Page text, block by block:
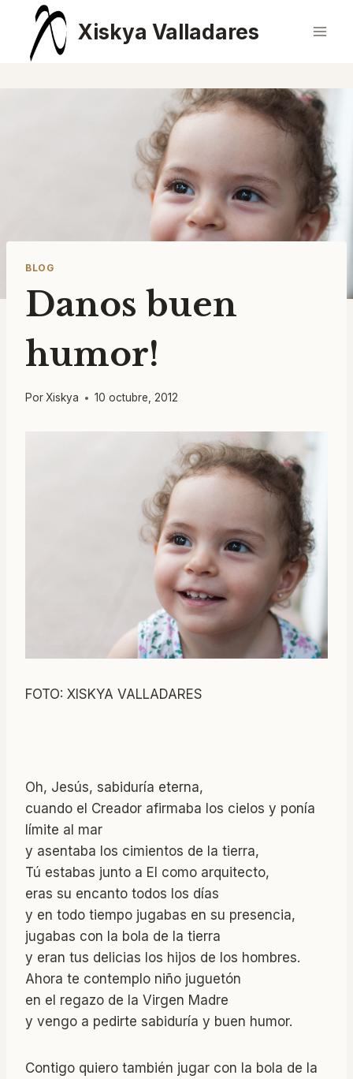
Saltar
contenido
Xiskya Valladares
BLOG
Danos buen
humor!
PorXiskya 10 octubre, 2012
FOTO: XISKYA VALLADARES
Oh, Jesús, sabiduría eterna,
cuando el Creador afirmaba los cielos y ponía
límite al mar
y asentaba los cimientos de la tierra,
Tú estabas junto a El como arquitecto,
eras su encanto todos los días
y en todo tiempo jugabas en su presencia,
jugabas con la bola de la tierra
y eran tus delicias los hijos de los hombres.
Ahora te contemplo niño juguetón
en el regazo de la Virgen Madre
y vengo a pedirte sabiduría y buen humor.
Contigo quiero también jugar con la bola de la